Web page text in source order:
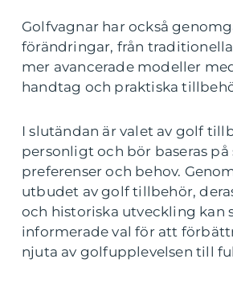
Golfvagnar har också
förändringar, från
mer avancerade modeller
handtag och praktiska
I slutändan är valet av golf
personligt och bör baseras på
preferenser och behov.
utbudet av golf tillbehör,
och historiska utveckling kan
informerade val för att
njuta av golfupplevelsen till